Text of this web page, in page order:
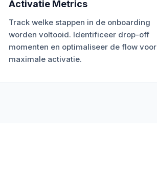
Activatie Metrics
Track welke stappen in de onboarding
worden voltooid. Identificeer drop-off
momenten en optimaliseer de flow voor
maximale activatie.